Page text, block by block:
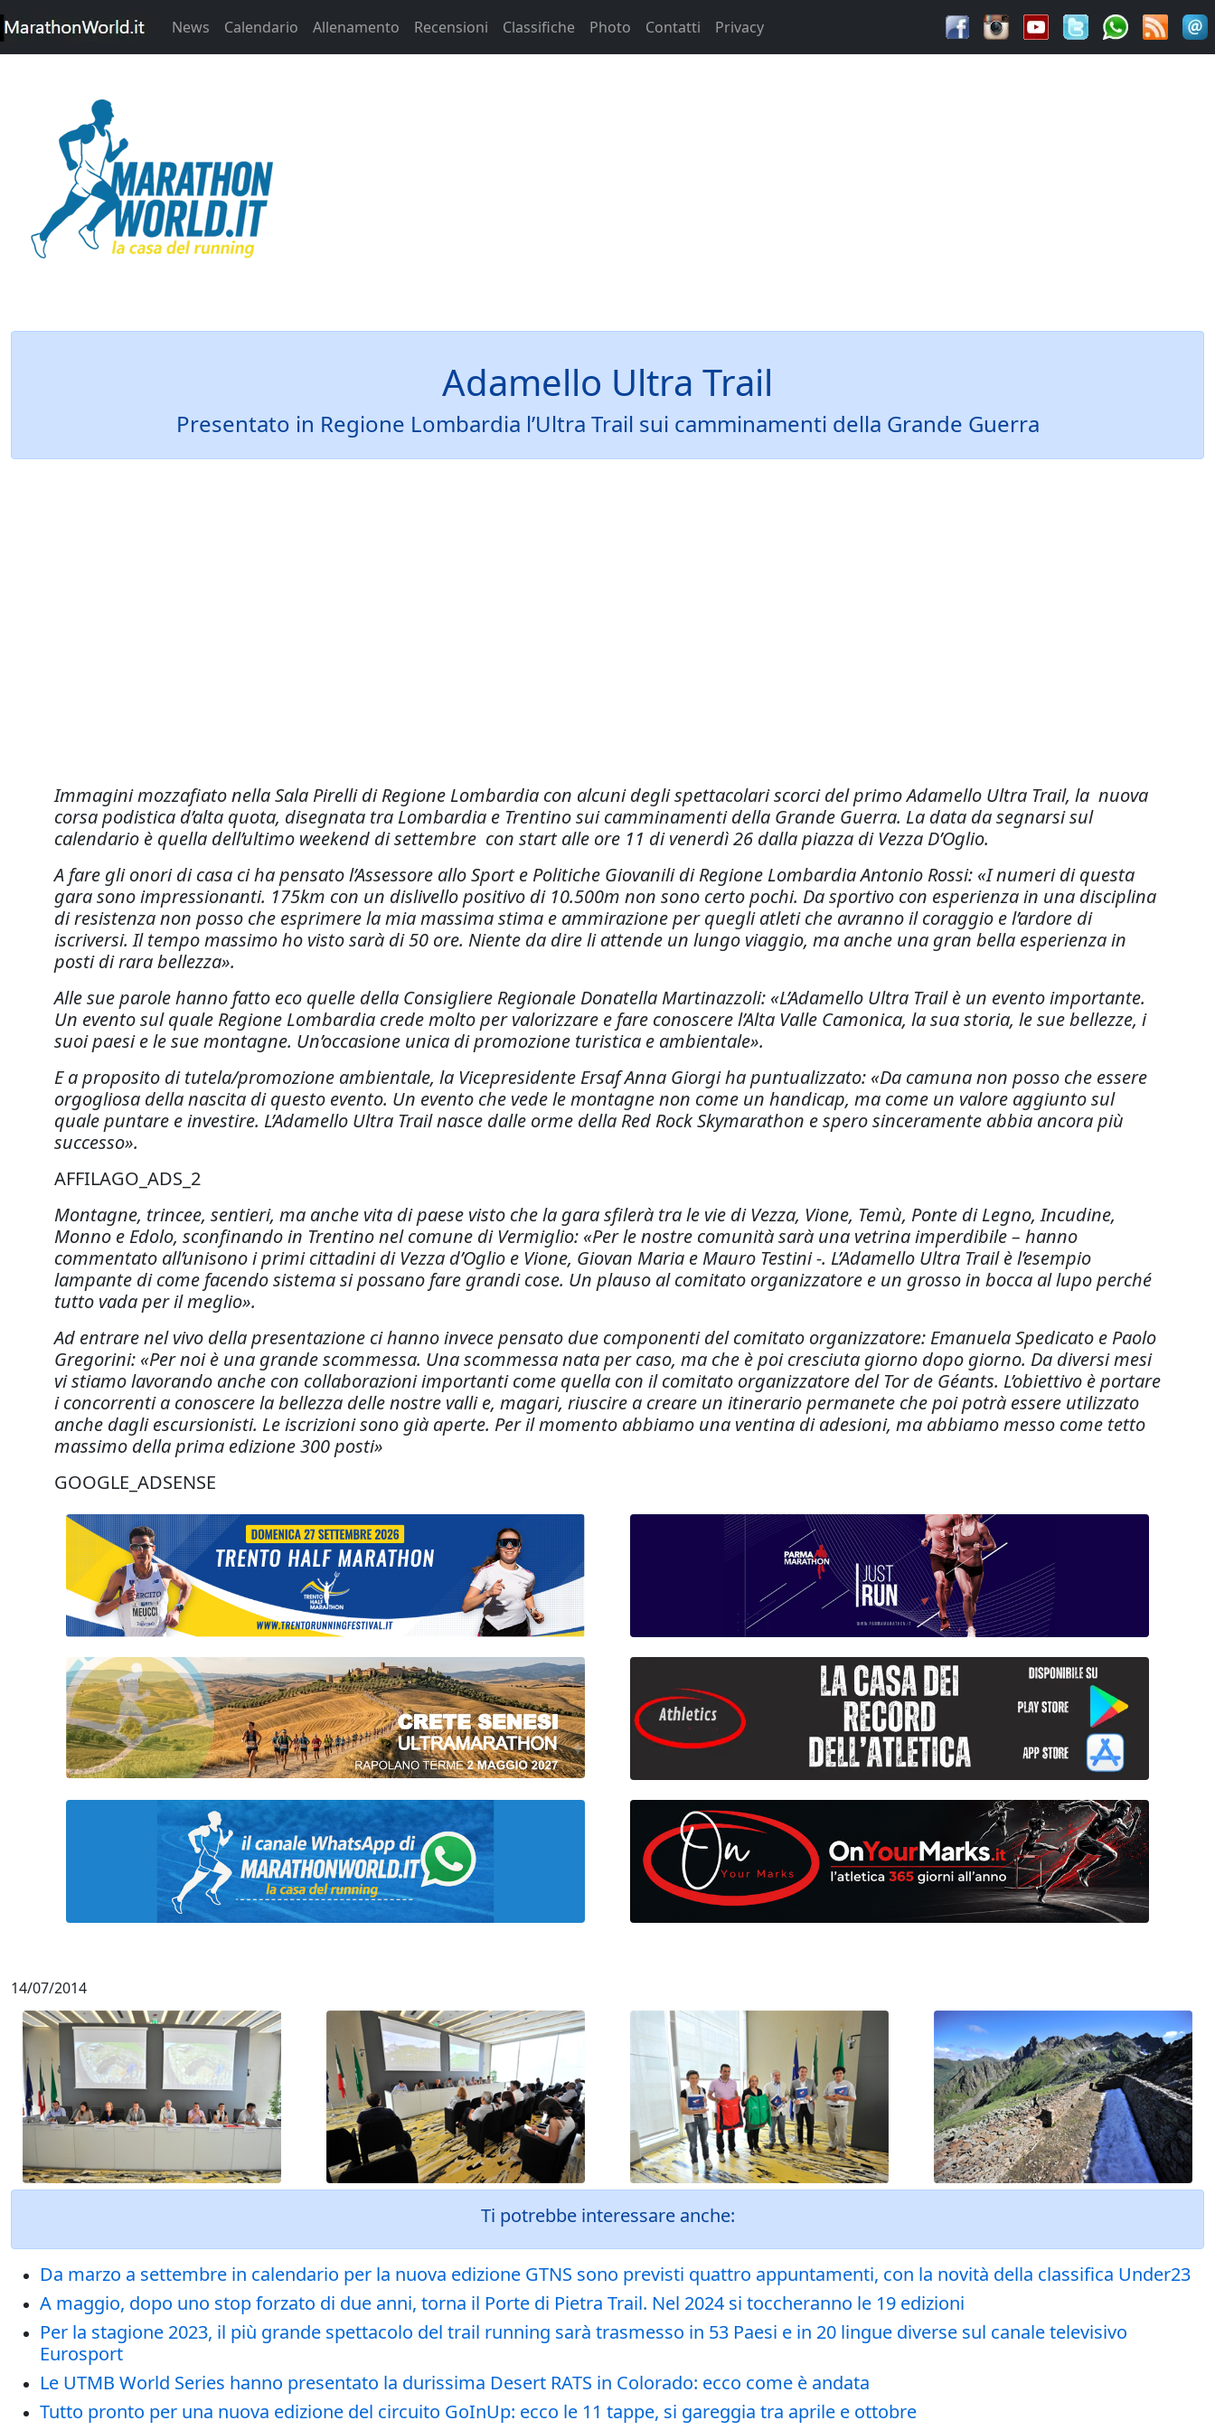
News Calendario Allenamento Recensioni Classifiche Photo Contatti Privacy
Adamello Ultra Trail
Presentato in Regione Lombardia l’Ultra Trail sui camminamenti della Grande Guerra
Immagini mozzafiato nella Sala Pirelli di Regione Lombardia con alcuni degli spettacolari scorci del primo Adamello Ultra Trail, la nuova
corsa podistica d’alta quota, disegnata tra Lombardia e Trentino sui camminamenti della Grande Guerra. La data da segnarsi sul
calendario è quella dell’ultimo weekend di settembre con start alle ore 11 di venerdì 26 dalla piazza di Vezza D’Oglio.
A fare gli onori di casa ci ha pensato l’Assessore allo Sport e Politiche Giovanili di Regione Lombardia Antonio Rossi: «I numeri di questa
gara sono impressionanti. 175km con un dislivello positivo di 10.500m non sono certo pochi. Da sportivo con esperienza in una disciplina
di resistenza non posso che esprimere la mia massima stima e ammirazione per quegli atleti che avranno il coraggio e l’ardore di
iscriversi. Il tempo massimo ho visto sarà di 50 ore. Niente da dire li attende un lungo viaggio, ma anche una gran bella esperienza in
posti di rara bellezza».
Alle sue parole hanno fatto eco quelle della Consigliere Regionale Donatella Martinazzoli: «L’Adamello Ultra Trail è un evento importante.
Un evento sul quale Regione Lombardia crede molto per valorizzare e fare conoscere l’Alta Valle Camonica, la sua storia, le sue bellezze, i
suoi paesi e le sue montagne. Un’occasione unica di promozione turistica e ambientale».
E a proposito di tutela/promozione ambientale, la Vicepresidente Ersaf Anna Giorgi ha puntualizzato: «Da camuna non posso che essere
orgogliosa della nascita di questo evento. Un evento che vede le montagne non come un handicap, ma come un valore aggiunto sul
quale puntare e investire. L’Adamello Ultra Trail nasce dalle orme della Red Rock Skymarathon e spero sinceramente abbia ancora più
successo».
AFFILAGO_ADS_2
Montagne, trincee, sentieri, ma anche vita di paese visto che la gara sfilerà tra le vie di Vezza, Vione, Temù, Ponte di Legno, Incudine,
Monno e Edolo, sconfinando in Trentino nel comune di Vermiglio: «Per le nostre comunità sarà una vetrina imperdibile – hanno
commentato all’unisono i primi cittadini di Vezza d’Oglio e Vione, Giovan Maria e Mauro Testini -. L’Adamello Ultra Trail è l’esempio
lampante di come facendo sistema si possano fare grandi cose. Un plauso al comitato organizzatore e un grosso in bocca al lupo perché
tutto vada per il meglio».
Ad entrare nel vivo della presentazione ci hanno invece pensato due componenti del comitato organizzatore: Emanuela Spedicato e Paolo
Gregorini: «Per noi è una grande scommessa. Una scommessa nata per caso, ma che è poi cresciuta giorno dopo giorno. Da diversi mesi
vi stiamo lavorando anche con collaborazioni importanti come quella con il comitato organizzatore del Tor de Géants. L’obiettivo è portare
i concorrenti a conoscere la bellezza delle nostre valli e, magari, riuscire a creare un itinerario permanete che poi potrà essere utilizzato
anche dagli escursionisti. Le iscrizioni sono già aperte. Per il momento abbiamo una ventina di adesioni, ma abbiamo messo come tetto
massimo della prima edizione 300 posti»
GOOGLE_ADSENSE
14/07/2014
Ti potrebbe interessare anche:
Da marzo a settembre in calendario per la nuova edizione GTNS sono previsti quattro appuntamenti, con la novità della classifica Under23
A maggio, dopo uno stop forzato di due anni, torna il Porte di Pietra Trail. Nel 2024 si toccheranno le 19 edizioni
Per la stagione 2023, il più grande spettacolo del trail running sarà trasmesso in 53 Paesi e in 20 lingue diverse sul canale televisivo
Eurosport
Le UTMB World Series hanno presentato la durissima Desert RATS in Colorado: ecco come è andata
Tutto pronto per una nuova edizione del circuito GoInUp: ecco le 11 tappe, si gareggia tra aprile e ottobre